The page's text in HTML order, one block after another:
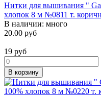
Нитки для вышивания "
хлопок 8 м №0811 т.
В наличии: много
20.00 руб
19 руб
В корзину